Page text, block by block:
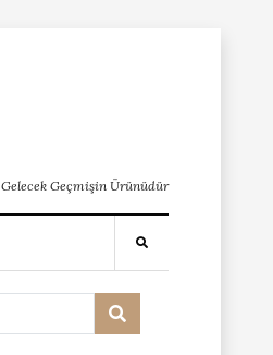
Gelecek Geçmişin Ürünüdür